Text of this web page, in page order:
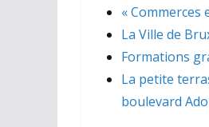
« Commerces
La Ville de
Formations
La petite
boulevard